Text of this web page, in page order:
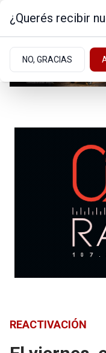
REACTIVACIÓN
¿Querés recibir
NO, GRACIAS